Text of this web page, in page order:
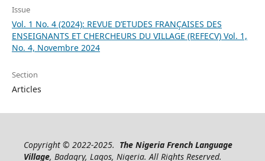
Issue
Vol. 1 No. 4 (2024): REVUE D’ETUDES FRANÇAISES DES
ENSEIGNANTS ET CHERCHEURS DU VILLAGE (REFECV) Vol. 1,
No. 4, Novembre 2024
Section
Articles
Copyright © 2022-2025. The Nigeria French Language
Village, Badagry, Lagos, Nigeria. All Rights Reserved.